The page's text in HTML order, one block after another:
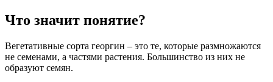
Что значит понятие?
Вегетативные сорта георгин – это те, которые размножаются
не семенами, а частями растения. Большинство из них не
образуют семян.